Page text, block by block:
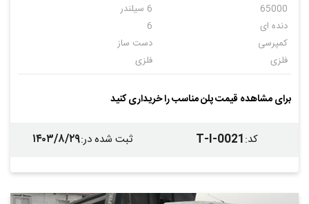
65000
6 سیلندر
دنده ای
6
کمپرسی
دست ساز
فلزی
فلزی
برای مشاهده قیمت پلن مناسب را خریداری کنید
کد:
T-I-0021 ثبت شده در:۱۴۰۳/۸/۲۹